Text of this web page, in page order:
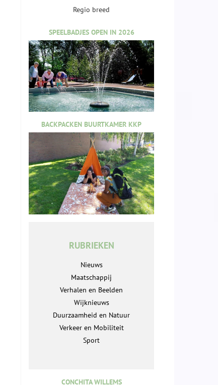
Regio breed
SPEELBADJES OPEN IN 2026
BACKPACKEN BUURTKAMER KKP
RUBRIEKEN
Nieuws
Maatschappij
Verhalen en Beelden
Wijknieuws
Duurzaamheid en Natuur
Verkeer en Mobiliteit
Sport
CONCHITA WILLEMS